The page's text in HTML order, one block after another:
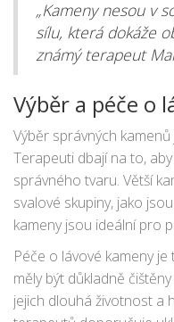
„Kameny nesou v
sílu, která dokáže
známý terapeut
Výběr a péče o
Výběr správných
Terapeuti dbají na to,
správného tvaru. Větší
svalové skupiny, jako
kameny jsou ideální pro
oblastech, jako jsou ruce
Péče o lávové kameny
měly být důkladně
jejich dlouhá životnost a